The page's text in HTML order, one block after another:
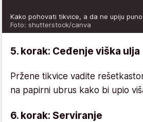
Kako pohovati tikvice, a da ne upiju
Foto: shutterstock/canva
5. korak: Ceđenje viška ulja
Pržene tikvice vadite
na papirni ubrus kako bi upio
6. korak: Serviranje